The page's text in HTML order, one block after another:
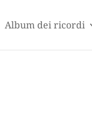
Album dei ricordi